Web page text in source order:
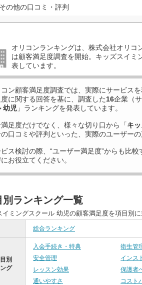
その他の口コミ・評判
オリコンランキングは、株式会社オリコ
は顧客満足度調査を開始。キッズスイ
表しています。
ン顧客満足度調査では、実際にサービス
に関する回答を基に、調査した16企業（
幼児 」ランキングを発表しています。
足度だけでなく、様々な切り口から「キ
口コミや評判といった、実際のユーザーの
ス検討の際、“ユーザー満足度”からも比較
お役立てください。
別ランキング一覧
イミングスクール 幼児の顧客満足度を項目別
総合ランキング
別
グ
入会手続き・特典 衛生管
安全管理
インス
レッスン効果
保護者
通いやすさ
コスト